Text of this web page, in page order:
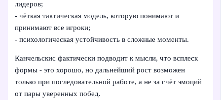
лидеров;
- чёткая тактическая модель, которую понимают и
принимают все игроки;
- психологическая устойчивость в сложные моменты.
Канчельскис фактически подводит к мысли, что всплеск
формы - это хорошо, но дальнейший рост возможен
только при последовательной работе, а не за счёт эмоций
от пары уверенных побед.